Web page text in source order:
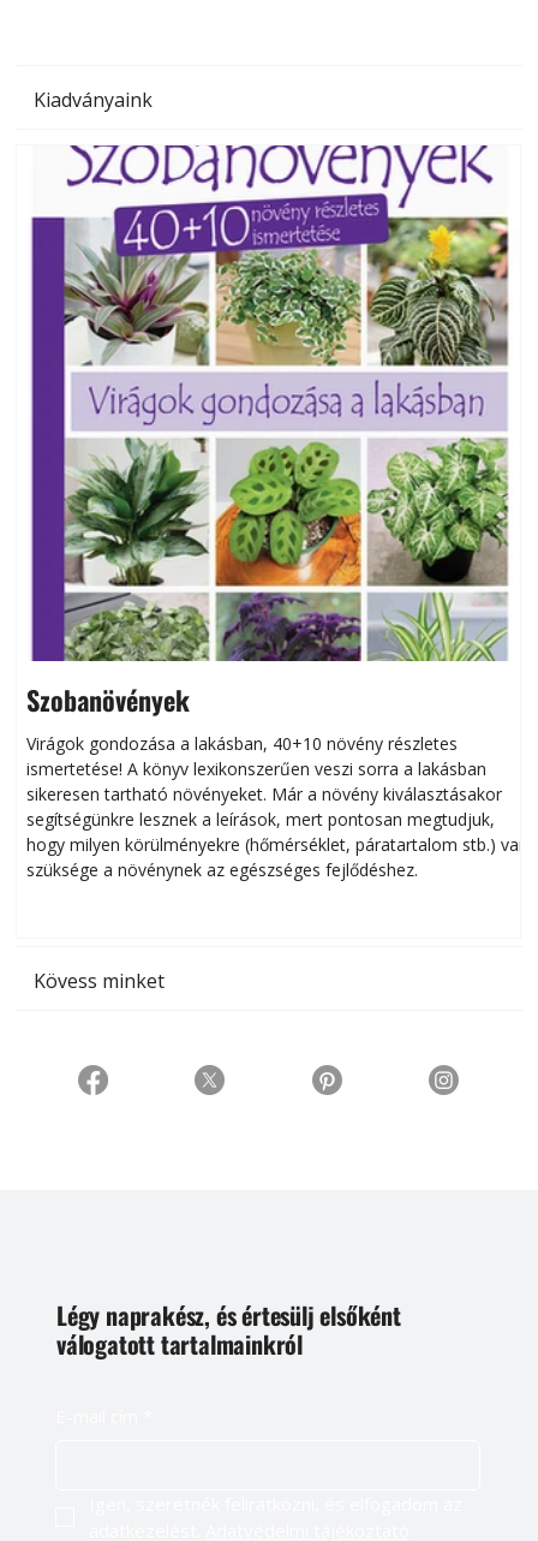
Kiadványaink
Szobanövények
Virágok gondozása a lakásban, 40+10 növény részletes
ismertetése! A könyv lexikonszerűen veszi sorra a lakásban
sikeresen tart­ha­tó növényeket. Már a növény kiválasztásakor
segítségünkre lesznek a leírások, mert pontosan megtudjuk,
hogy milyen körülményekre (hőmérséklet, páratartalom stb.) van
szüksége a növénynek az egészséges fejlődéshez.
Kövess minket
Légy naprakész, és értesülj elsőként
válogatott tartalmainkról